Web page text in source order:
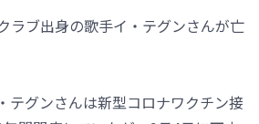
ラブ出身の歌手イ・テグンさんが亡
テグンさんは新型コロナワクチン接